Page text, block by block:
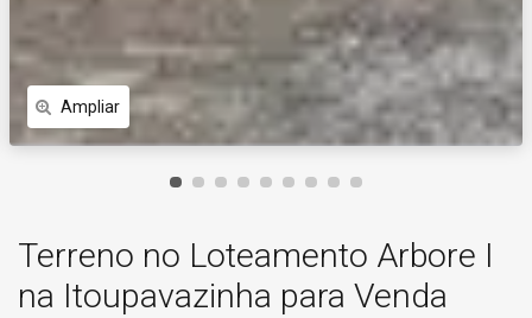
Ampliar
Terreno no Loteamento Arbore I
na Itoupavazinha para Venda